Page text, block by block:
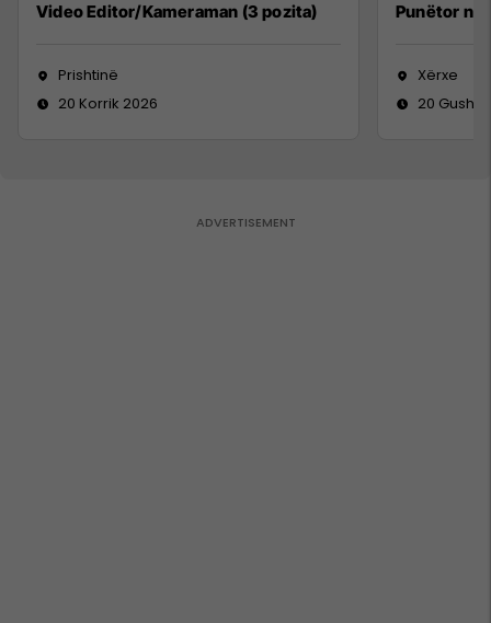
Video Editor/Kameraman (3 pozita)
Prishtinë
20 Korrik 2026
Punëtor në
Xërxe
20 Gusht